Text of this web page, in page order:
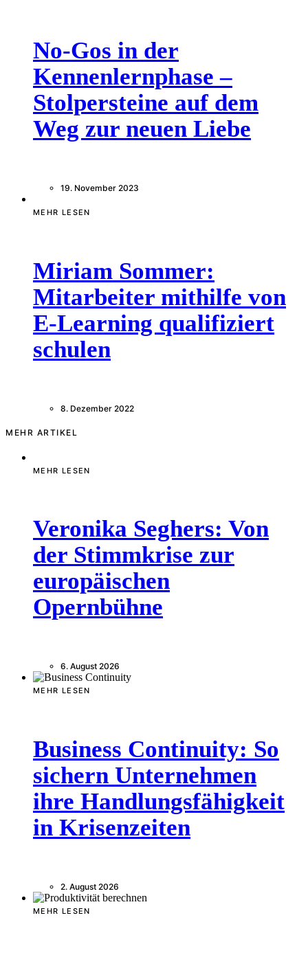
No-Gos in der
Kennenlernphase –
Stolpersteine auf dem
Weg zur neuen Liebe
19. November 2023
MEHR LESEN
Miriam Sommer:
Mitarbeiter mithilfe von
E-Learning qualifiziert
schulen
8. Dezember 2022
MEHR ARTIKEL
MEHR LESEN
Veronika Seghers: Von
der Stimmkrise zur
europäischen
Opernbühne
6. August 2026
MEHR LESEN
Business Continuity: So
sichern Unternehmen
ihre Handlungsfähigkeit
in Krisenzeiten
2. August 2026
MEHR LESEN